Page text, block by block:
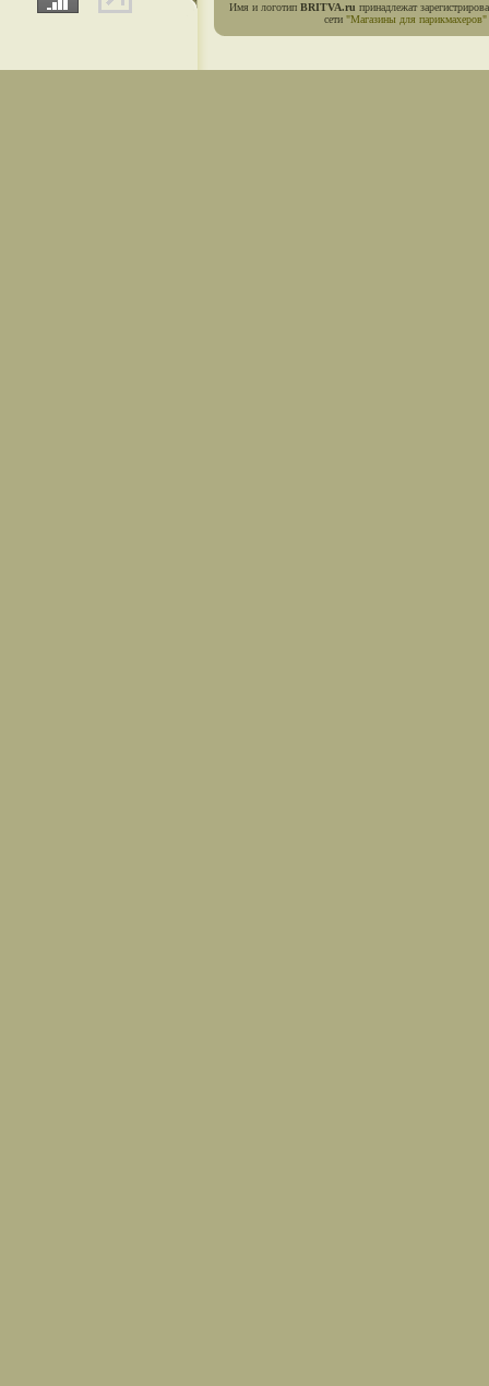
Имя и логотип BRITVA.ru принадлежат
сети "Магазины для парикмахеров"